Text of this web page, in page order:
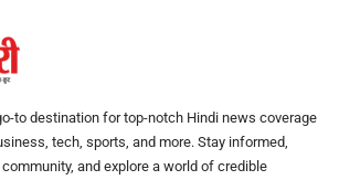
to destination for top-notch Hindi news coverage
tech, sports, and more. Stay informed,
and explore a world of credible